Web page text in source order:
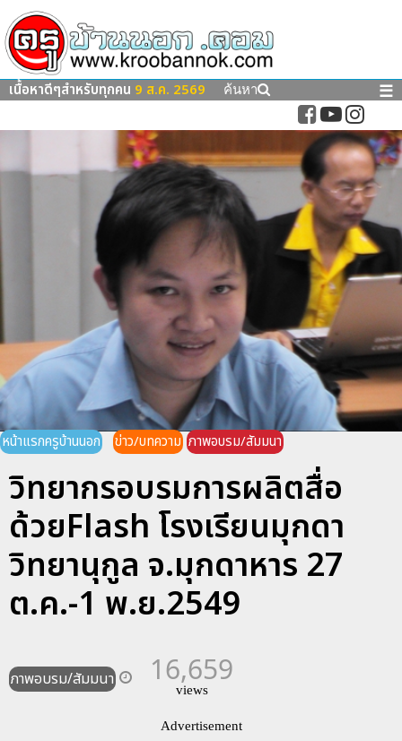
เนื้อหาดีๆสำหรับทุกคน 9 ส.ค. 2569 ค้นหา ☰
หน้าแรกครูบ้านนอก ข่าว/บทความ ภาพอบรม/สัมมนา
วิทยากรอบรมการผลิตสื่อ
ด้วยFlash โรงเรียนมุกดา
วิทยานุกูล จ.มุกดาหาร 27
ต.ค.-1 พ.ย.2549
ภาพอบรม/สัมมนา 16,659
views
Advertisement